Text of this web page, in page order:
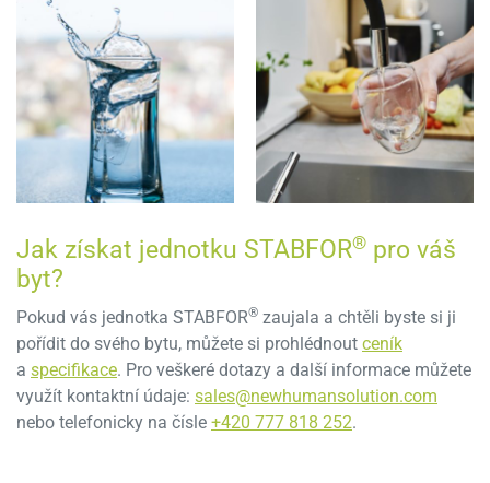
Jak získat jednotku STABFOR® pro váš
byt?
Pokud vás jednotka STABFOR® zaujala a chtěli byste si ji
pořídit do svého bytu, můžete si prohlédnout ceník
a specifikace. Pro veškeré dotazy a další informace můžete
využít kontaktní údaje: sales@newhumansolution.com
nebo telefonicky na čísle +420 777 818 252.